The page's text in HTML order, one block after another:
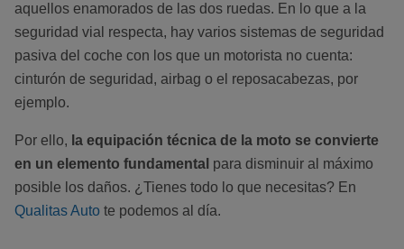
aquellos enamorados de las dos ruedas. En lo que a la
seguridad vial respecta, hay varios sistemas de seguridad
pasiva del coche con los que un motorista no cuenta:
cinturón de seguridad, airbag o el reposacabezas, por
ejemplo.
Por ello, la equipación técnica de la moto se convierte
en un elemento fundamental para disminuir al máximo
posible los daños. ¿Tienes todo lo que necesitas? En
Qualitas Auto te podemos al día.